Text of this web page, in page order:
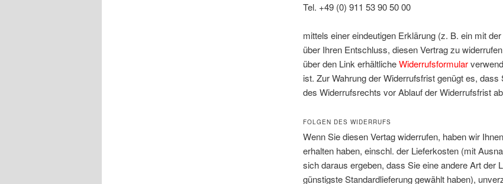
Tel. +49 (0) 911 53 90 50 00
mittels einer eindeutigen Erklärung (z. B. ein mit
über Ihren Entschluss, diesen Vertrag zu
über den Link erhältlicheWiderrufsformular
ist. Zur Wahrung der Widerrufsfrist genügt es,
des Widerrufsrechts vor Ablauf der Widerrufsfrist
FOLGEN DES WIDERRUFS
Wenn Sie diesen Vertag widerrufen, haben wir
erhalten haben, einschl. der Lieferkosten (mit
sich daraus ergeben, dass Sie eine andere Art der
günstigste Standardlieferung gewählt haben),